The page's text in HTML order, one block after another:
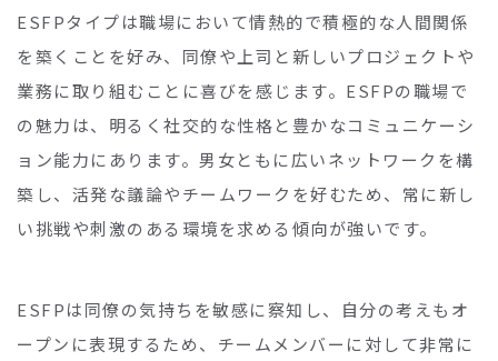
ESFPタイプは職場において情熱的で積極的な人間関係
を築くことを好み、同僚や上司と新しいプロジェクトや
業務に取り組むことに喜びを感じます。ESFPの職場で
の魅力は、明るく社交的な性格と豊かなコミュニケーシ
ョン能力にあります。男女ともに広いネットワークを構
築し、活発な議論やチームワークを好むため、常に新し
い挑戦や刺激のある環境を求める傾向が強いです。
ESFPは同僚の気持ちを敏感に察知し、自分の考えもオ
ープンに表現するため、チームメンバーに対して非常に